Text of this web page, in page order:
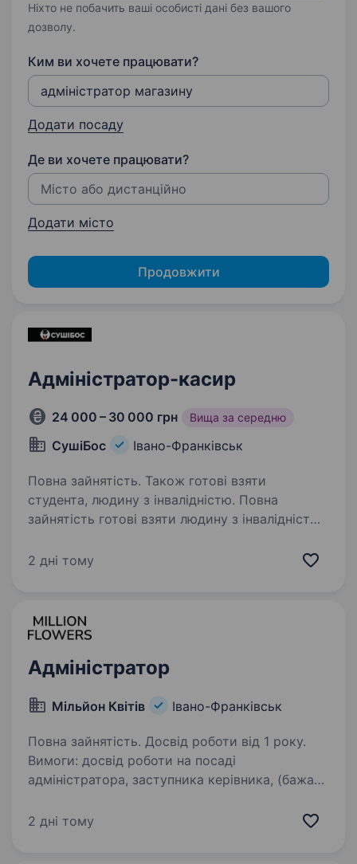
Ніхто не побачить ваші особисті дані без вашого
дозволу.
Ким ви хочете працювати?
Додати посаду
Де ви хочете працювати?
Додати місто
Продовжити
Адміністратор-касир
24 000 – 30 000 грн Вища за середню
СушіБос Івано-Франківськ
Повна зайнятість. Також готові взяти
студента, людину з інвалідністю. Повна
зайнятість готові взяти людину з інвалідністю.
Наша компанія надає унікальні можливості
2 дні тому
Адміністратор
Мільйон Квітів Івано-Франківськ
Повна зайнятість. Досвід роботи від 1 року.
Вимоги: досвід роботи на посаді
адміністратора, заступника керівника, (бажано
дисципліни; гарні комунікативні навички;
2 дні тому